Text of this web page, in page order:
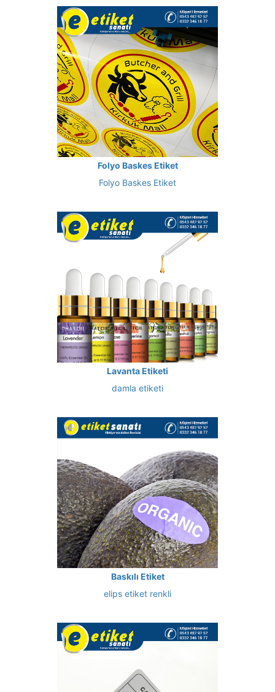
Folyo Baskes Etiket
Folyo Baskes Etiket
Lavanta Etiketi
damla etiketi
Baskılı Etiket
elips etiket renkli